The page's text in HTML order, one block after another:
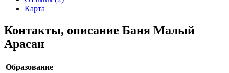
Карта
Контакты, описание Баня Малый
Арасан
Образование